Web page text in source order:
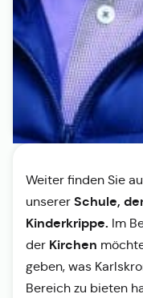
Weiter finden Sie
unserer Schule,
Kinderkrippe. Im
der Kirchen
geben, was
Bereich zu bieten